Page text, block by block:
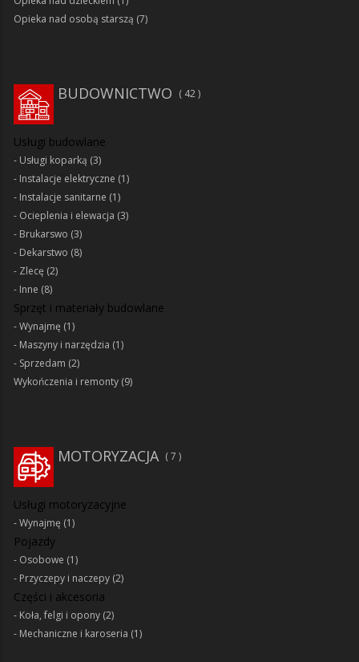
Opieka nad osobą starszą (7)
BUDOWNICTWO 42
Usługi budowlane
Usługi koparką (3)
Instalacje elektryczne (1)
Instalacje sanitarne (1)
Ocieplenia i elewacja (3)
Brukarswo (3)
Dekarstwo (8)
Zlecę (2)
Inne (8)
Sprzęt i materiały budowlane
Wynajmę (1)
Maszyny i narzędzia (1)
Sprzedam (2)
Wykończenia i remonty (9)
MOTORYZACJA 7
Usługi motoryzacyjne
Wynajmę (1)
Pojazdy
Osobowe (1)
Przyczepy i naczepy (2)
Części i akcesoria
Koła, felgi i opony (2)
Mechaniczne i karoseria (1)